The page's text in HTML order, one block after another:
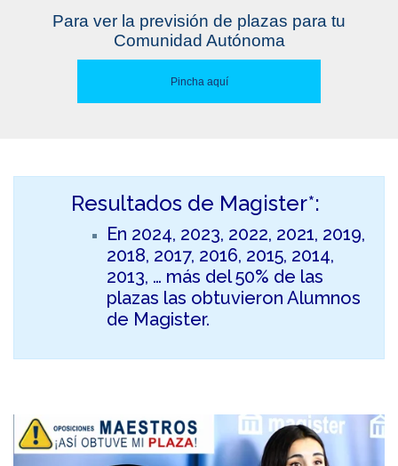
Para ver la previsión de plazas para tu
Comunidad Autónoma
Pincha aquí
Resultados de Magister*:
En 2024, 2023, 2022, 2021, 2019,
2018, 2017, 2016, 2015, 2014,
2013, … más del 50% de las
plazas las obtuvieron Alumnos
de Magister.